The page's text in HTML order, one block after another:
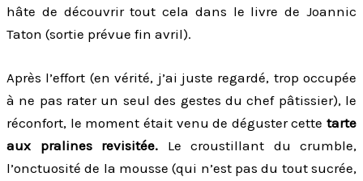
hâte de découvrir tout cela dans le livre de Joannic
Taton (sortie prévue fin avril).
Après l’effort (en vérité, j’ai juste regardé, trop occupée
à ne pas rater un seul des gestes du chef pâtissier), le
réconfort, le moment était venu de déguster cette tarte
aux pralines revisitée. Le croustillant du crumble,
l’onctuosité de la mousse (qui n’est pas du tout sucrée,